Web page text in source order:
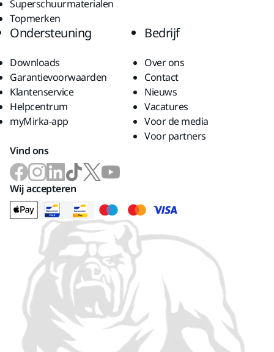
Superschuurmaterialen
Topmerken
Ondersteuning
Downloads
Garantievoorwaarden
Klantenservice
Helpcentrum
myMirka-app
Bedrijf
Over ons
Contact
Nieuws
Vacatures
Voor de media
Voor partners
Vind ons
Wij accepteren